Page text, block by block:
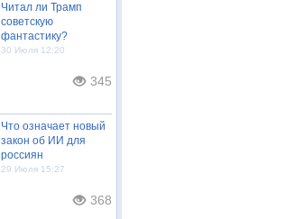
Читал ли Трамп
советскую
фантастику?
30 Июля 12:20
345
Что означает новый
закон об ИИ для
россиян
29 Июля 15:27
368